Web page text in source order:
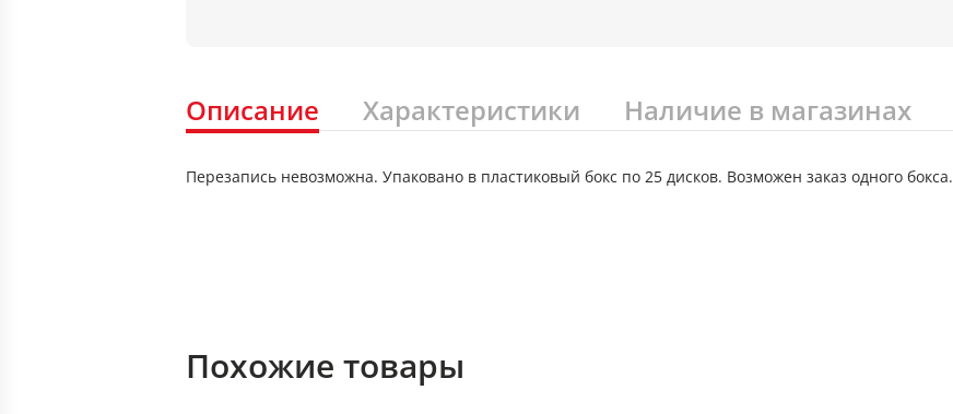
Описание Характеристики Наличие в магазинах
Перезапись невозможна. Упаковано в пластиковый бокс по 25 дисков. Возможен заказ одного бокса.
Похожие товары